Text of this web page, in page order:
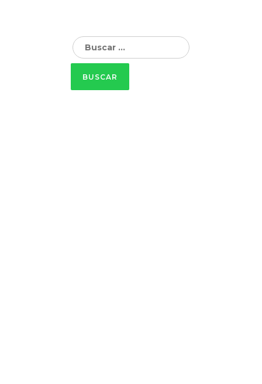
Buscar: